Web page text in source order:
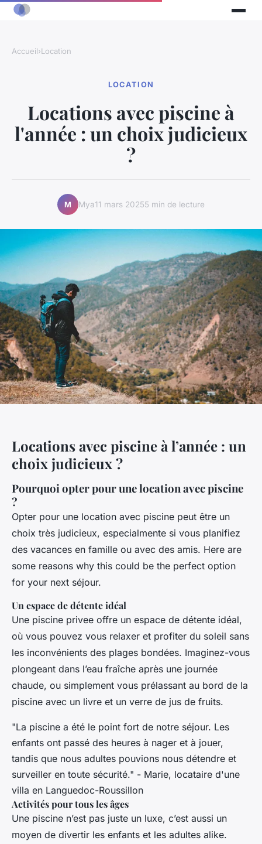
Accueil›Location
LOCATION
Locations avec piscine à
l'année : un choix judicieux
?
M Mya11 mars 20255 min de lecture
Locations avec piscine à l’année : un
choix judicieux ?
Pourquoi opter pour une location avec piscine
?
Opter pour une location avec piscine peut être un
choix très judicieux, especialmente si vous planifiez
des vacances en famille ou avec des amis. Here are
some reasons why this could be the perfect option
for your next séjour.
Un espace de détente idéal
Une piscine privee offre un espace de détente idéal,
où vous pouvez vous relaxer et profiter du soleil sans
les inconvénients des plages bondées. Imaginez-vous
plongeant dans l’eau fraîche après une journée
chaude, ou simplement vous prélassant au bord de la
piscine avec un livre et un verre de jus de fruits.
"La piscine a été le point fort de notre séjour. Les
enfants ont passé des heures à nager et à jouer,
tandis que nous adultes pouvions nous détendre et
surveiller en toute sécurité." - Marie, locataire d'une
villa en Languedoc-Roussillon
Activités pour tous les âges
Une piscine n’est pas juste un luxe, c’est aussi un
moyen de divertir les enfants et les adultes alike.